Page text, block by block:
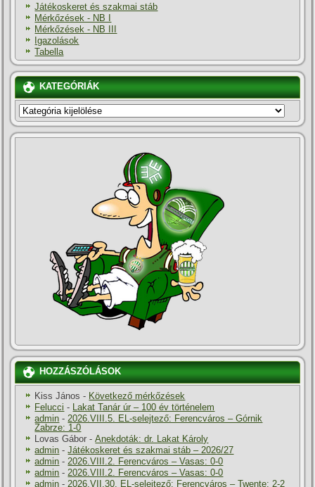
Játékoskeret és szakmai stáb
Mérkőzések - NB I
Mérkőzések - NB III
Igazolások
Tabella
KATEGÓRIÁK
KATEGÓRIÁK
HOZZÁSZÓLÁSOK
Kiss János - Következő mérkőzések
Felucci - Lakat Tanár úr – 100 év történelem
admin - 2026.VIII.5. EL-selejtező: Ferencváros – Górnik
Zabrze: 1-0
Lovas Gábor -Anekdoták: dr. Lakat Károly
admin -Játékoskeret és szakmai stáb – 2026/27
admin - 2026.VIII.2. Ferencváros – Vasas: 0-0
admin - 2026.VIII.2. Ferencváros – Vasas: 0-0
admin - 2026.VII.30. EL-selejtező: Ferencváros – Twente: 2-2